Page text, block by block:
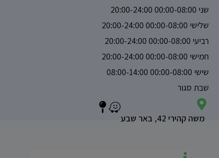
שני 00:00-08:00 20:00-24:00
שלישי 00:00-08:00 20:00-24:00
רביעי 00:00-08:00 20:00-24:00
חמישי 00:00-08:00 20:00-24:00
שישי 00:00-08:00 08:00-14:00
שבת סגור
משה קהירי 42, באר שבע